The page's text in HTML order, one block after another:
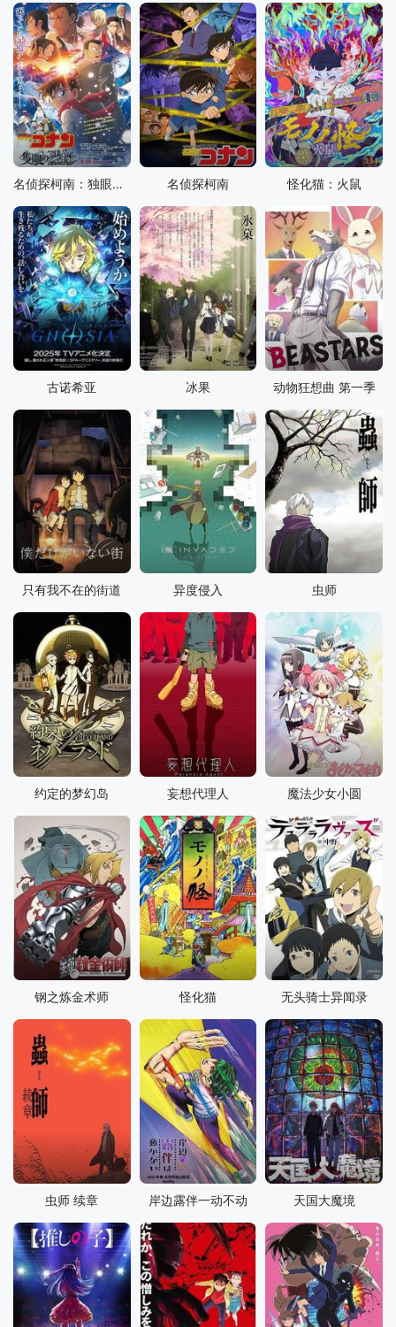
名侦探柯南：独眼的残像 名侦探柯南 怪化猫：火鼠
古诺希亚 冰果 动物狂想曲 第一季
只有我不在的街道 异度侵入 虫师
约定的梦幻岛 妄想代理人 魔法少女小圆
钢之炼金术师 怪化猫 无头骑士异闻录
虫师 续章 岸边露伴一动不动 天国大魔境